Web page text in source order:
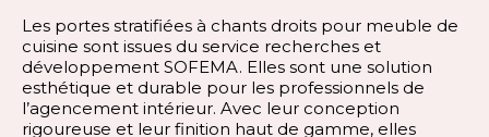
Les portes stratifiées à chants droits pour meuble de
cuisine sont issues du service recherches et
développement SOFEMA. Elles sont une solution
esthétique et durable pour les professionnels de
l’agencement intérieur. Avec leur conception
rigoureuse et leur finition haut de gamme, elles